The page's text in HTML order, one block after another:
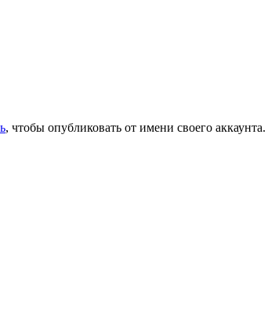
, чтобы опубликовать от имени своего аккаунта.